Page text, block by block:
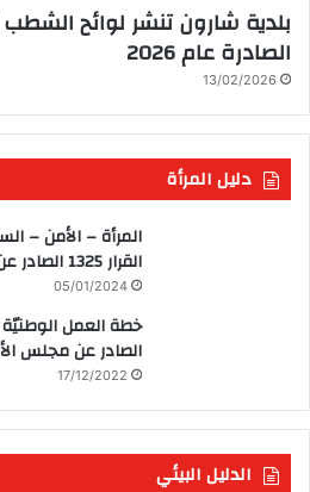
بلدية شارون تنشر لوائح
الصادرة عام 2026
13/02/2026
دليل المرأة
المرأة – الأمن –
القرار 1325 الصادر عن مجلس الأمن للأمم المتحدة
05/01/2024
الصادر عن مجلس
17/12/2022
الدليل البيئي